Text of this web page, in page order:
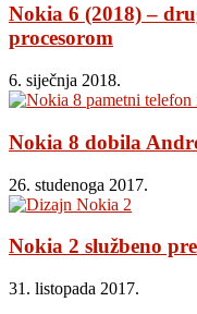
Nokia 6 (2018) –
procesorom
6. siječnja 2018.
Nokia 8 dobila
26. studenoga 2017.
Nokia 2 službeno
31. listopada 2017.